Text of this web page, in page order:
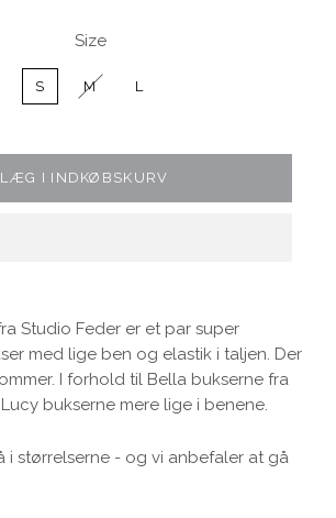
Size
S M L
LÆG I INDKØBSKURV
Studio Feder er et par super
med lige ben og elastik i taljen. Der
I forhold til Bella bukserne fra
bukserne mere lige i benene.
i størrelserne - og vi anbefaler at gå